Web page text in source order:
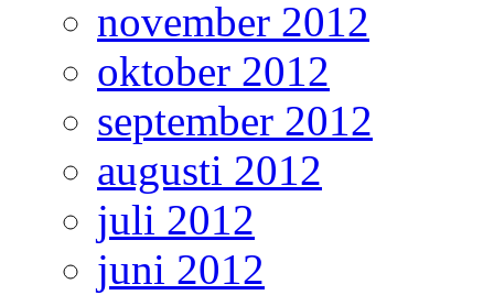
november 2012
oktober 2012
september 2012
augusti 2012
juli 2012
juni 2012